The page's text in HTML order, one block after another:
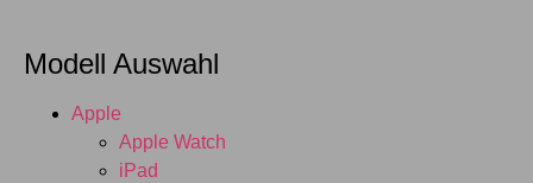
Modell Auswahl
Apple
Apple Watch
iPad